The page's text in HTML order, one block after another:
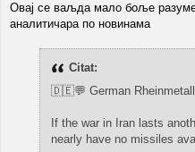
Овај се ваљда мало боље
аналитичара по новинама
Citat:
🇩🇪💬 German Rheinmetall
If the war in Iran lasts
nearly have no missiles